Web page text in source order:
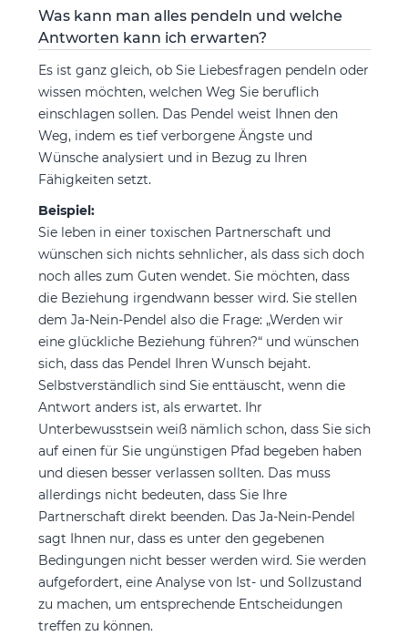
Was kann man alles pendeln und welche
Antworten kann ich erwarten?
Es ist ganz gleich, ob Sie Liebesfragen pendeln oder
wissen möchten, welchen Weg Sie beruflich
einschlagen sollen. Das Pendel weist Ihnen den
Weg, indem es tief verborgene Ängste und
Wünsche analysiert und in Bezug zu Ihren
Fähigkeiten setzt.
Beispiel:
Sie leben in einer toxischen Partnerschaft und
wünschen sich nichts sehnlicher, als dass sich doch
noch alles zum Guten wendet. Sie möchten, dass
die Beziehung irgendwann besser wird. Sie stellen
dem Ja-Nein-Pendel also die Frage: „Werden wir
eine glückliche Beziehung führen?“ und wünschen
sich, dass das Pendel Ihren Wunsch bejaht.
Selbstverständlich sind Sie enttäuscht, wenn die
Antwort anders ist, als erwartet. Ihr
Unterbewusstsein weiß nämlich schon, dass Sie sich
auf einen für Sie ungünstigen Pfad begeben haben
und diesen besser verlassen sollten. Das muss
allerdings nicht bedeuten, dass Sie Ihre
Partnerschaft direkt beenden. Das Ja-Nein-Pendel
sagt Ihnen nur, dass es unter den gegebenen
Bedingungen nicht besser werden wird. Sie werden
aufgefordert, eine Analyse von Ist- und Sollzustand
zu machen, um entsprechende Entscheidungen
treffen zu können.